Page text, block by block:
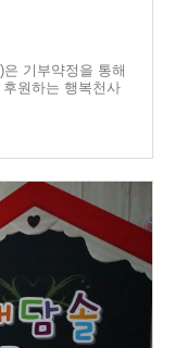
기부약정을 통해
원하는 행복천사